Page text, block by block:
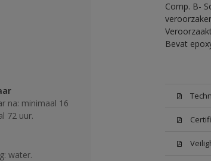
na: minimaal 16
72 uur.
water.
Comp. B-
Bevat